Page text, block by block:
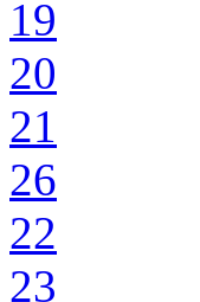
19
20
21
26
22
23